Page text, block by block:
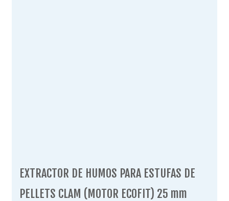
EXTRACTOR DE HUMOS PARA ESTUFAS DE
PELLETS CLAM (MOTOR ECOFIT) 25 mm